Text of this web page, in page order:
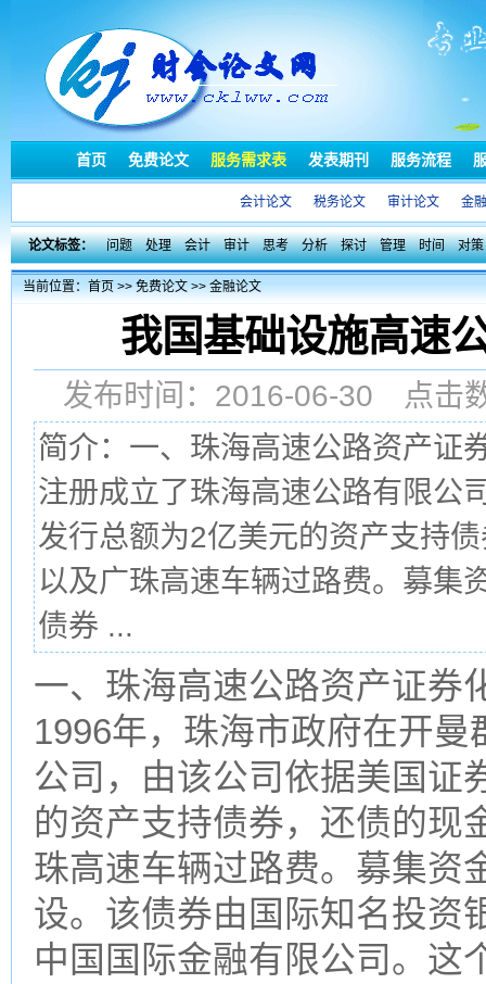
首页 免费论文 服务需求表 发表期刊 服务流程
会计论文 税务论文 审计论文 金
论文标签： 问题 处理 会计 审计 思考 分析 探讨 管理 时间 对策
当前位置：首页>>免费论文>>金融论文
我国基础设施高速
发布时间：2016-06-30 点
简介：一、珠海高速公路资产证
注册成立了珠海高速公路有限公
发行总额为2亿美元的资产支持
以及广珠高速车辆过路费。募集
债券 ...
一、珠海高速公路资产证券
1996年，珠海市政府在开
公司，由该公司依据美国证
的资产支持债券，还债的现
珠高速车辆过路费。募集资
设。该债券由国际知名投资
中国国际金融有限公司。这